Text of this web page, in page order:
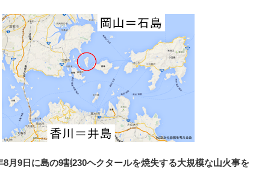
8月9日に島の9割230ヘクタールを焼失する大規模な山火事を